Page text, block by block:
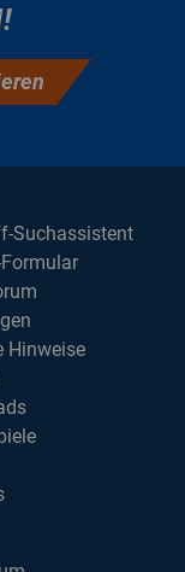
Suchassistent
Hinweise